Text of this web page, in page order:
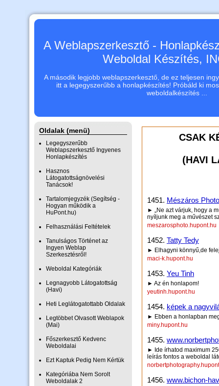
A Weblapszerkesztő -
Weboldal Készítés,
A második legjobb weblapszerkesztő, de ez teljesen
itt a legegyszerűbb a honlapkészítés! Próbáld ki
weboldalkészítés ...
Oldalak (menü)
Legegyszerűbb
Weblapszerkesztő Ingyenes
Honlapkészítés
Hasznos
Látogatottságnövelési
Tanácsok!
Tartalomjegyzék (Segítség -
Hogyan működik a
HuPont.hu)
Felhasználási Feltételek
Tanulságos Történet az
Ingyen Weblap
Szerkesztésről!
Weboldal Kategóriák
Legnagyobb Látogatottság
(Havi)
Heti Leglátogatottabb Oldalak
Legtöbbet Olvasott Weblapok
(Mai)
Főszerkesztő Kedvenc
Weboldalai
Ezt Kaptuk Pedig Nem Kértük
Kategóriába Nem Sorolt
Weboldalak 2
CSAK
(HAVI
1451. Mészáros Photo
► „Ne azt várjuk, hogy a
nyíljunk meg a művészet
meszarosphoto.hupont.hu
1452. Tatty Tedy
► Elhagyni könnyű,de
maci-k.hupont.hu
1453. Yeu Tinh
► Az én honlapom!
yeutinh.hupont.hu
1454. képek a
► Ebben a honlapban
miny.hupont.hu
1455.
► Ide írhatod maximum
leírás fontos a weboldal
1456. www.bichon-